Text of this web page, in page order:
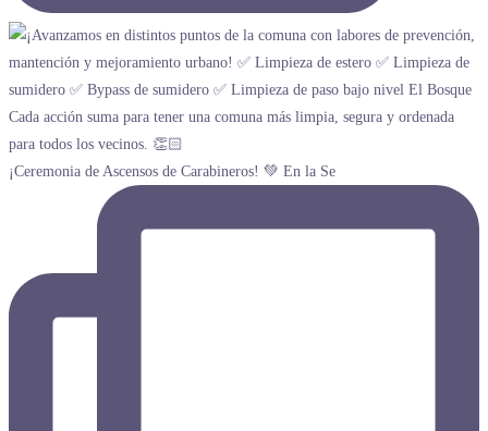
¡Ceremonia de Ascensos de Carabineros! 💚 En la Se